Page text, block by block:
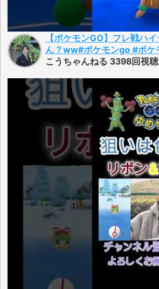
【ポケモンGO】フレ戦ハ
ん？ww#ポケモンgo #ポ
こうちゃんねる 3398回視